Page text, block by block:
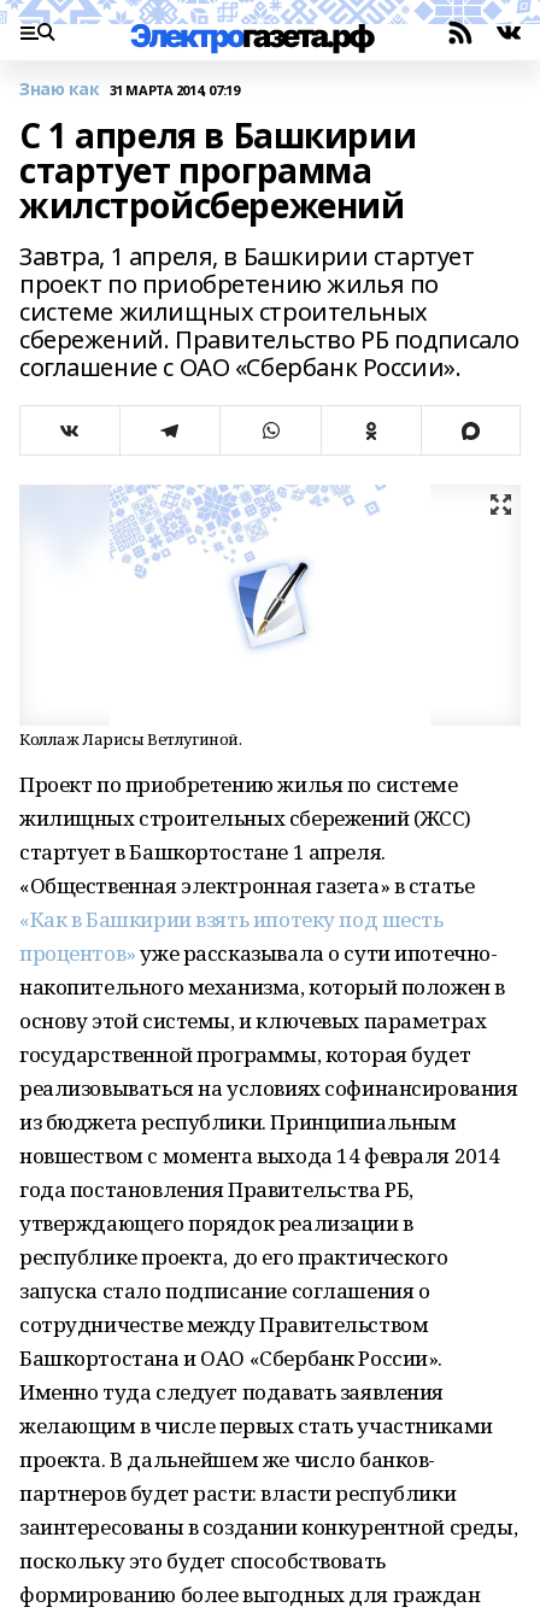
Знаю как 31 МАРТА 2014, 07:19
С 1 апреля в Башкирии
стартует программа
жилстройсбережений
Завтра, 1 апреля, в Башкирии стартует
проект по приобретению жилья по
системе жилищных строительных
сбережений. Правительство РБ подписало
соглашение с ОАО «Сбербанк России».
Коллаж Ларисы Ветлугиной.
Проект по приобретению жилья по системе
жилищных строительных сбережений (ЖСС)
стартует в Башкортостане 1 апреля.
«Общественная электронная газета» в статье
«Как в Башкирии взять ипотеку под шесть
процентов»уже рассказывала о сути ипотечно-
накопительного механизма, который положен в
основу этой системы, и ключевых параметрах
государственной программы, которая будет
реализовываться на условиях софинансирования
из бюджета республики. Принципиальным
новшеством с момента выхода 14 февраля 2014
года постановления Правительства РБ,
утверждающего порядок реализации в
республике проекта, до его практического
запуска стало подписание соглашения о
сотрудничестве между Правительством
Башкортостана и ОАО «Сбербанк России».
Именно туда следует подавать заявления
желающим в числе первых стать участниками
проекта. В дальнейшем же число банков-
партнеров будет расти: власти республики
заинтересованы в создании конкурентной среды,
поскольку это будет способствовать
формированию более выгодных для граждан